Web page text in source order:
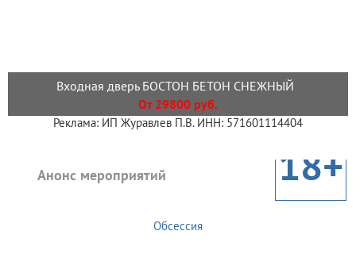
Входная дверь БОСТОН БЕТОН СНЕЖНЫЙ
От 29800 руб.
Реклама: ИП Журавлев П.В. ИНН: 571601114404
Анонс мероприятий 18+
Обсессия